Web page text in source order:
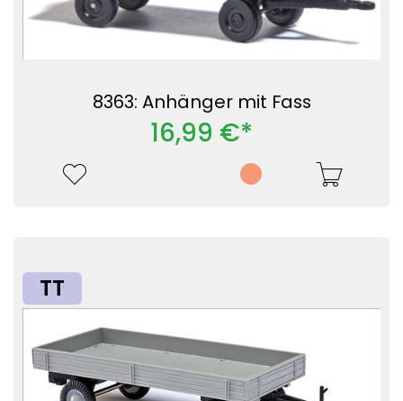
8363: Anhänger mit Fass
16,99 €*
TT